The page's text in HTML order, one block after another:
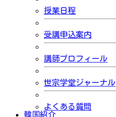
授業日程
受講申込案内
講師プロフィール
世宗学堂ジャーナル
よくある質問
韓国紹介